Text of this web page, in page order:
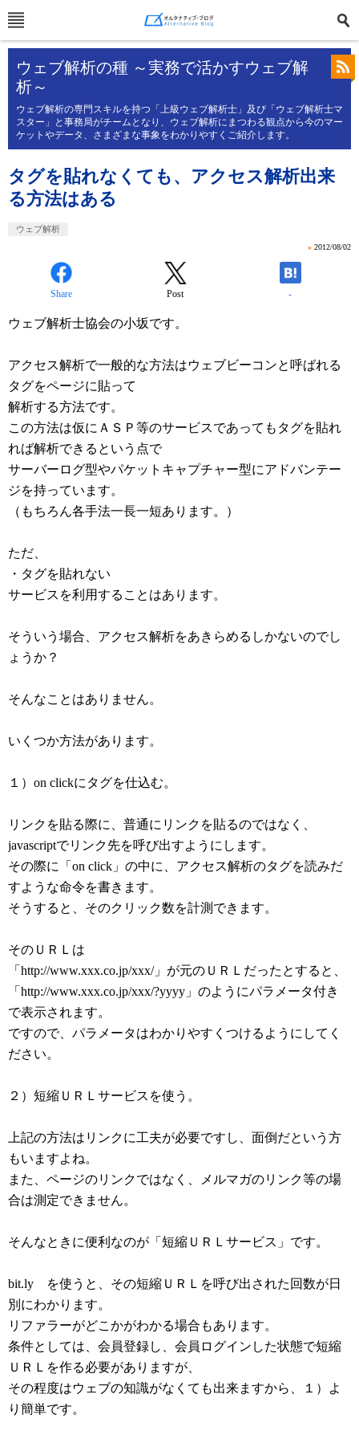
ウェブ解析の種 ～実務で活かすウェブ解
析～
ウェブ解析の専門スキルを持つ「上級ウェブ解析士」及び「ウェブ解析士マ
スター」と事務局がチームとなり、ウェブ解析にまつわる観点から今のマー
ケットやデータ、さまざまな事象をわかりやすくご紹介します。
タグを貼れなくても、アクセス解析出来
る方法はある
ウェブ解析
» 2012/08/02
Share Post -
ウェブ解析士協会の小坂です。
アクセス解析で一般的な方法はウェブビーコンと呼ばれる
タグをページに貼って
解析する方法です。
この方法は仮にＡＳＰ等のサービスであってもタグを貼れ
れば解析できるという点で
サーバーログ型やパケットキャプチャー型にアドバンテー
ジを持っています。
（もちろん各手法一長一短あります。）
ただ、
・タグを貼れない
サービスを利用することはあります。
そういう場合、アクセス解析をあきらめるしかないのでし
ょうか？
そんなことはありません。
いくつか方法があります。
１）on clickにタグを仕込む。
リンクを貼る際に、普通にリンクを貼るのではなく、
javascriptでリンク先を呼び出すようにします。
その際に「on click」の中に、アクセス解析のタグを読みだ
すような命令を書きます。
そうすると、そのクリック数を計測できます。
そのＵＲＬは
「http://www.xxx.co.jp/xxx/」が元のＵＲＬだったとすると、
「http://www.xxx.co.jp/xxx/?yyyy」のようにパラメータ付き
で表示されます。
ですので、パラメータはわかりやすくつけるようにしてく
ださい。
２）短縮ＵＲＬサービスを使う。
上記の方法はリンクに工夫が必要ですし、面倒だという方
もいますよね。
また、ページのリンクではなく、メルマガのリンク等の場
合は測定できません。
そんなときに便利なのが「短縮ＵＲＬサービス」です。
bit.ly を使うと、その短縮ＵＲＬを呼び出された回数が日
別にわかります。
リファラーがどこかがわかる場合もあります。
条件としては、会員登録し、会員ログインした状態で短縮
ＵＲＬを作る必要がありますが、
その程度はウェブの知識がなくても出来ますから、１）よ
り簡単です。